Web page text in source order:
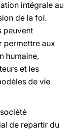
intégrale au
de la foi.
peuvent
permettre aux
humaine,
et les
de vie
de repartir du